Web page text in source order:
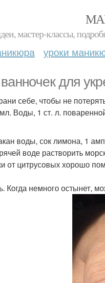
мастер-классы,
уроки
для
себе, чтобы не
Воды, 1 ст. л.
воды, сок лимона, 1
воде растворить
от цитрусовых хорошо
Когда немного остынет,